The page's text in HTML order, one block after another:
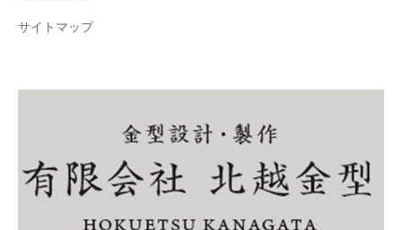
サイトマップ